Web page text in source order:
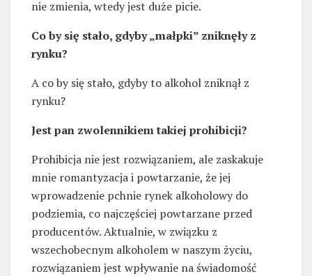
nie zmienia, wtedy jest duże picie.
Co by się stało, gdyby „małpki” zniknęły z
rynku?
A co by się stało, gdyby to alkohol zniknął z
rynku?
Jest pan zwolennikiem takiej prohibicji?
Prohibicja nie jest rozwiązaniem, ale zaskakuje
mnie romantyzacja i powtarzanie, że jej
wprowadzenie pchnie rynek alkoholowy do
podziemia, co najczęściej powtarzane przed
producentów. Aktualnie, w związku z
wszechobecnym alkoholem w naszym życiu,
rozwiązaniem jest wpływanie na świadomość